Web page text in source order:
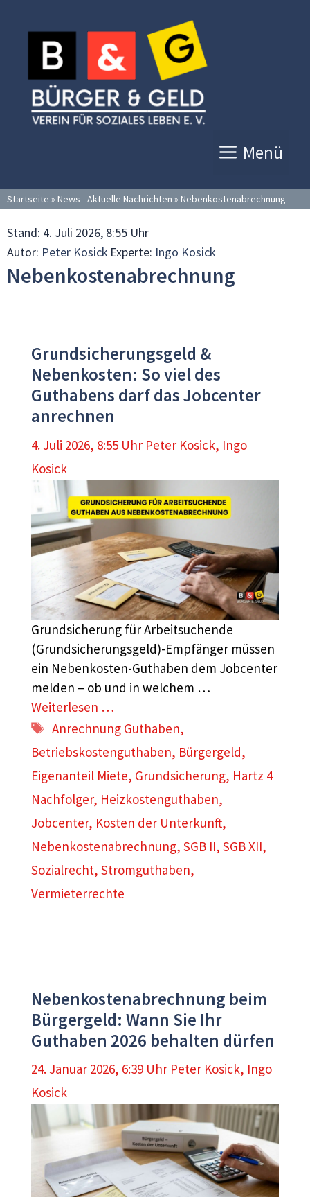
Inhalt
springen
Menü
Startseite » News - Aktuelle Nachrichten » Nebenkostenabrechnung
Stand: 4. Juli 2026, 8:55 Uhr
Autor: Peter Kosick Experte: Ingo Kosick
Nebenkostenabrechnung
Grundsicherungsgeld &
Nebenkosten: So viel des
Guthabens darf das Jobcenter
anrechnen
4. Juli 2026, 8:55 Uhr Peter Kosick, Ingo
Kosick
Grundsicherung für Arbeitsuchende
(Grundsicherungsgeld)-Empfänger müssen
ein Nebenkosten-Guthaben dem Jobcenter
melden – ob und in welchem …
Weiterlesen …
Schlagwörter
Anrechnung Guthaben,
Betriebskostenguthaben, Bürgergeld,
Eigenanteil Miete, Grundsicherung, Hartz 4
Nachfolger, Heizkostenguthaben,
Jobcenter, Kosten der Unterkunft,
Nebenkostenabrechnung, SGB II, SGB XII,
Sozialrecht, Stromguthaben,
Vermieterrechte
Nebenkostenabrechnung beim
Bürgergeld: Wann Sie Ihr
Guthaben 2026 behalten dürfen
24. Januar 2026, 6:39 Uhr Peter Kosick, Ingo
Kosick